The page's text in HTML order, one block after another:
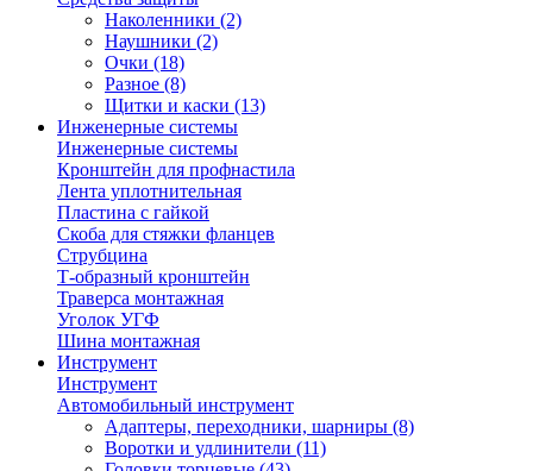
Наколенники (2)
Наушники (2)
Очки (18)
Разное (8)
Щитки и каски (13)
Инженерные системы
Инженерные системы
Кронштейн для профнастила
Лента уплотнительная
Пластина с гайкой
Скоба для стяжки фланцев
Струбцина
Т-образный кронштейн
Траверса монтажная
Уголок УГФ
Шина монтажная
Инструмент
Инструмент
Автомобильный инструмент
Адаптеры, переходники, шарниры (8)
Воротки и удлинители (11)